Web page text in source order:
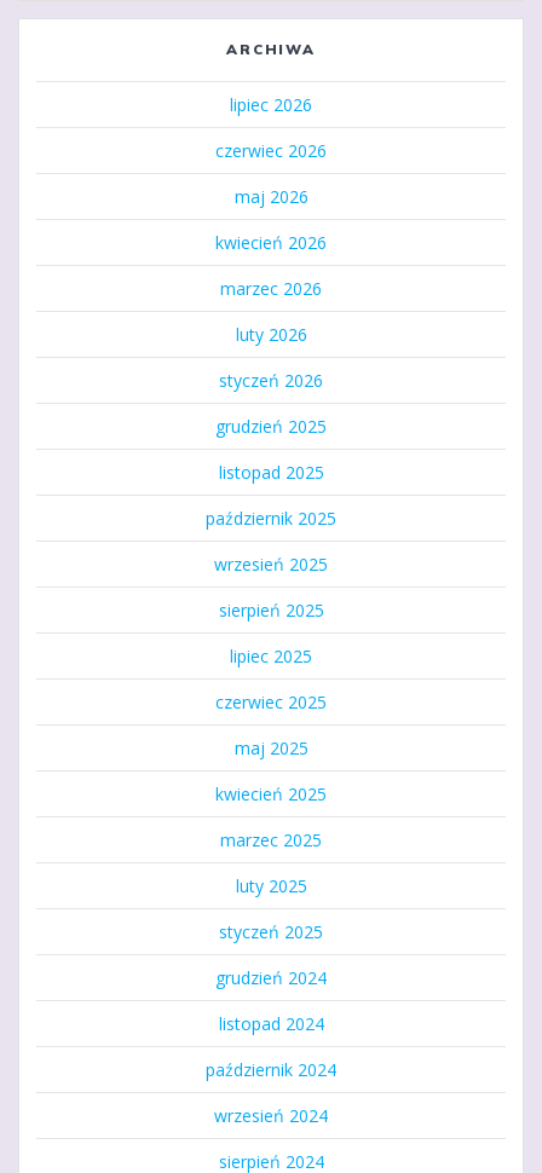
ARCHIWA
lipiec 2026
czerwiec 2026
maj 2026
kwiecień 2026
marzec 2026
luty 2026
styczeń 2026
grudzień 2025
listopad 2025
październik 2025
wrzesień 2025
sierpień 2025
lipiec 2025
czerwiec 2025
maj 2025
kwiecień 2025
marzec 2025
luty 2025
styczeń 2025
grudzień 2024
listopad 2024
październik 2024
wrzesień 2024
sierpień 2024